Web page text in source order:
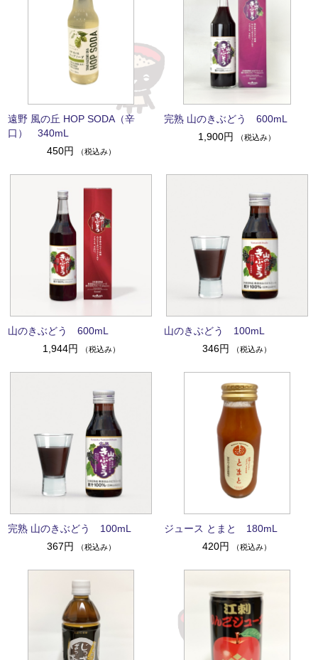
遠野 風の丘 HOP SODA（辛
口） 340mL
450円
（税込み）
完熟 山のきぶどう 600mL
1,900円
（税込み）
山のきぶどう 600mL
1,944円
（税込み）
山のきぶどう 100mL
346円
（税込み）
完熟 山のきぶどう 100mL
367円
（税込み）
ジュース とまと 180mL
420円
（税込み）